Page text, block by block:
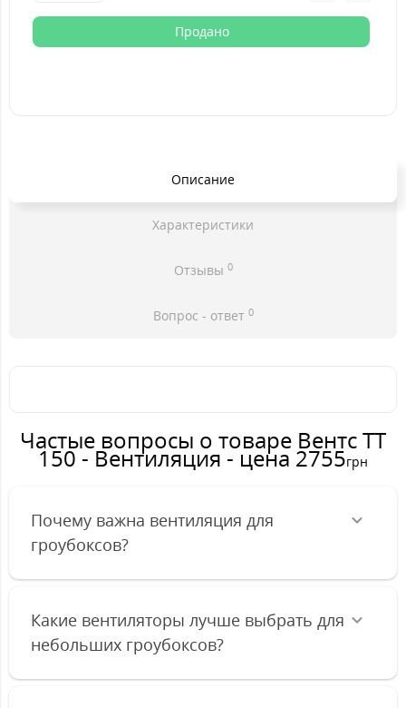
Продано
Описание
Характеристики
Отзывы 0
Вопрос - ответ 0
Частые вопросы о товаре Вентс ТТ
150 - Вентиляция - цена 2755грн
Почему важна вентиляция для
гроубоксов?
Какие вентиляторы лучше выбрать для
небольших гроубоксов?